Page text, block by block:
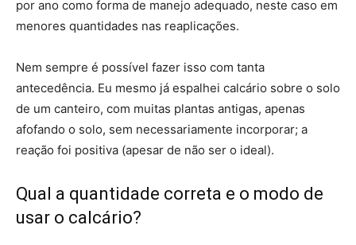
por ano como forma de manejo adequado, neste caso em
menores quantidades nas reaplicações.
Nem sempre é possível fazer isso com tanta
antecedência. Eu mesmo já espalhei calcário sobre o solo
de um canteiro, com muitas plantas antigas, apenas
afofando o solo, sem necessariamente incorporar; a
reação foi positiva (apesar de não ser o ideal).
Qual a quantidade correta e o modo de
usar o calcário?